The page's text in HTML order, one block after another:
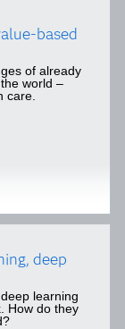
based
of already
world –
care.
deep
learning
How do they